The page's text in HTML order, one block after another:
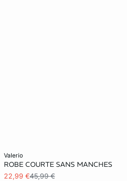
valerio
ROBE COURTE SANS MANCHES
22,99 €45,99 €